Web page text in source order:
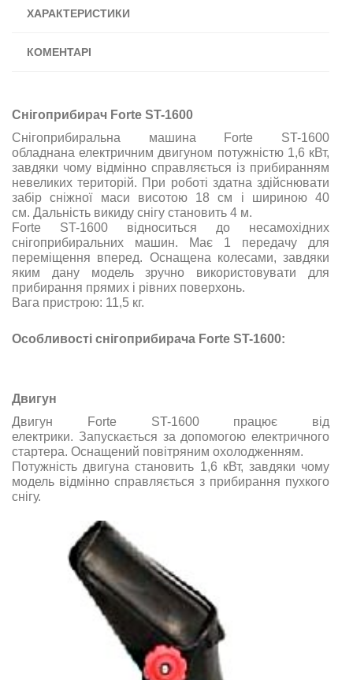
ХАРАКТЕРИСТИКИ
КОМЕНТАРІ
Снігоприбирач Forte ST-1600
Снігоприбиральна машина Forte ST-1600
обладнана електричним двигуном потужністю 1,6 кВт,
завдяки чому відмінно справляється із прибиранням
невеликих територій. При роботі здатна здійснювати
забір сніжної маси висотою 18 см і шириною 40
см. Дальність викиду снігу становить 4 м.
Forte ST-1600 відноситься до несамохідних
снігоприбиральних машин. Має 1 передачу для
переміщення вперед. Оснащена колесами, завдяки
яким дану модель зручно використовувати для
прибирання прямих і рівних поверхонь.
Вага пристрою: 11,5 кг.
Особливості снігоприбирача Forte ST-1600:
Двигун
Двигун Forte ST-1600 працює від
електрики. Запускається за допомогою електричного
стартера. Оснащений повітряним охолодженням.
Потужність двигуна становить 1,6 кВт, завдяки чому
модель відмінно справляється з прибирання пухкого
снігу.